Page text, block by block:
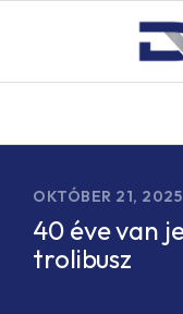
OKTÓBER 21, 2025
40 éve van
trolibusz